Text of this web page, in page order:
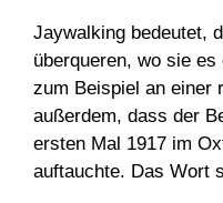
Jaywalking bedeutet,
überqueren, wo sie
zum Beispiel an einer
außerdem, dass der
ersten Mal 1917 im
auftauchte. Das Wort